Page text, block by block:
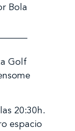
Bola
Golf
20:30h.
espacio